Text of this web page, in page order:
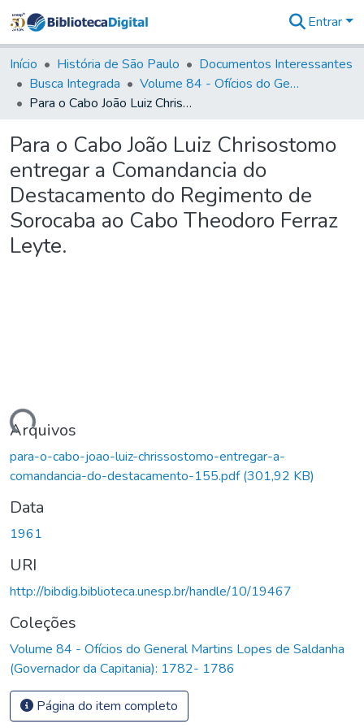
&
Coleções
Tudo na
Biblioteca
Estatísticas
Entrar
Início História de São Paulo
Documentos Interessantes
Busca Integrada
Volume 84 - Ofícios do General Martins Lopes de Saldanha (Governador da Capitania): 1782- 1786
Para o Cabo João Luiz Chrisostomo entregar a Comandancia do Destacamento do Regimento de Sorocaba ao Cabo Theodoro Ferraz Leyte.
Para o Cabo João Luiz Chrisostomo
entregar a Comandancia do
Destacamento do Regimento de
Sorocaba ao Cabo Theodoro Ferraz
Leyte.
Arquivos
para-o-cabo-joao-luiz-chrissostomo-entregar-a-
comandancia-do-destacamento-155.pdf(301,92 KB)
Data
1961
URI
http://bibdig.biblioteca.unesp.br/handle/10/19467
Coleções
Volume 84 - Ofícios do General Martins Lopes de Saldanha
(Governador da Capitania): 1782- 1786
Página do item completo